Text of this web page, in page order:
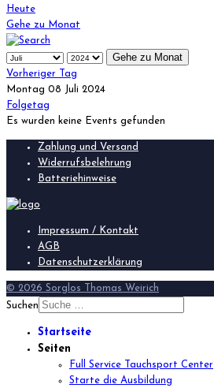
Heute
Gehe zu Monat
Gehe zu Monat
Vorheriger Tag
Montag 08 Juli 2024
Folgetag
Es wurden keine Events gefunden
Zahlung und Versand
Widerrufsbelehrung
Batteriehinweise
Impressum / Kontakt
AGB
Datenschutzerklärung
© 2026 Sorglos Thomas Weirich
Suchen
Startseite
Seiten
Full Service Tauchsport Center
Starte die Ausbildung